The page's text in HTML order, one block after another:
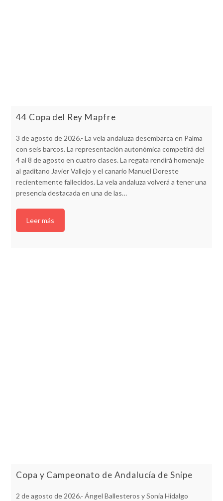
44 Copa del Rey Mapfre
3 de agosto de 2026.- La vela andaluza desembarca en Palma
con seis barcos. La representación autonómica competirá del
4 al 8 de agosto en cuatro clases. La regata rendirá homenaje
al gaditano Javier Vallejo y el canario Manuel Doreste
recientemente fallecidos. La vela andaluza volverá a tener una
presencia destacada en una de las…
Leer más
Copa y Campeonato de Andalucía de Snipe
2 de agosto de 2026.- Ángel Ballesteros y Sonia Hidalgo